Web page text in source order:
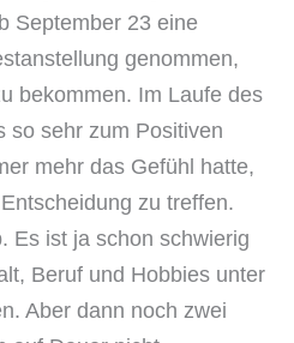
September 23 eine
genommen,
bekommen. Im Laufe des
so sehr zum Positiven
mehr das Gefühl hatte,
zu treffen.
Es ist ja schon schwierig
Beruf und Hobbies unter
Aber dann noch zwei